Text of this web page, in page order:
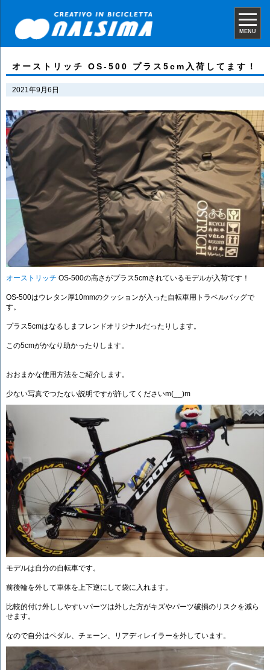
MENU
オーストリッチ OS-500 プラス5cm入荷してます！
2021年9月6日
オーストリッチ OS-500の高さがプラス5cmされているモデルが入荷です！
OS-500はウレタン厚10mmのクッションが入った自転車用トラベルバッグで
す。
プラス5cmはなるしまフレンドオリジナルだったりします。
この5cmがかなり助かったりします。
おおまかな使用方法をご紹介します。
少ない写真でつたない説明ですが許してくださいm(__)m
モデルは自分の自転車です。
前後輪を外して車体を上下逆にして袋に入れます。
比較的付け外ししやすいパーツは外した方がキズやパーツ破損のリスクを減ら
せます。
なので自分はペダル、チェーン、リアディレイラーを外しています。